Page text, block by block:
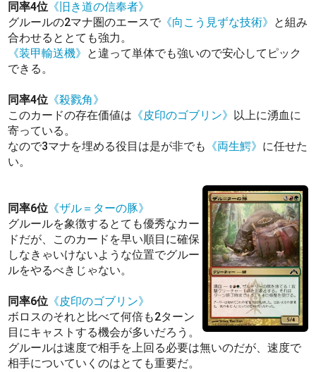
同率4位 《旧き道の信奉者》
グルールの2マナ圏のエースで 《向こう見ずな技術》 と組み
合わせるととても強力。
《装甲輸送機》 と違って単体でも強いので安心してピック
できる。
同率4位 《殺戮角》
このカードの存在価値は 《皮印のゴブリン》 以上に湧血に
寄っている。
なので3マナを埋める役目は是が非でも 《両生鰐》 に任せた
い。
同率6位 《ザル＝ターの豚》
グルールを象徴するとても優秀なカー
ドだが、このカードを早い順目に確保
しなきゃいけないような位置でグルー
ルをやるべきじゃない。
同率6位 《皮印のゴブリン》
ボロスのそれと比べて何倍も2ターン
目にキャストする機会が多いだろう。
グルールは速度で相手を上回る必要は無いのだが、速度で
相手についていくのはとても重要だ。